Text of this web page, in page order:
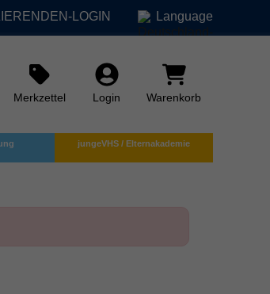
LOGIN Language
Merkzettel Login Warenkorb
jungeVHS / Elternakademie